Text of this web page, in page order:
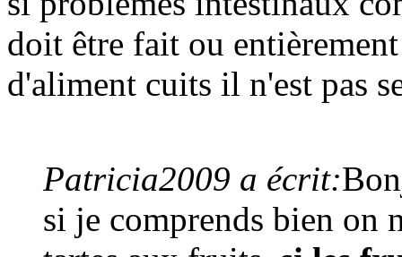
doit être fait ou
d'aliment cuits il n'est pas
Patricia2009 a écrit:
si je comprends bien on